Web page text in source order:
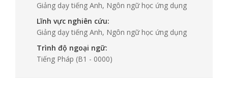
Giảng dạy tiếng Anh, Ngôn ngữ học ứng dụng
Lĩnh vực nghiên cứu:
Giảng dạy tiếng Anh, Ngôn ngữ học ứng dụng
Trình độ ngoại ngữ:
Tiếng Pháp (B1 - 0000)